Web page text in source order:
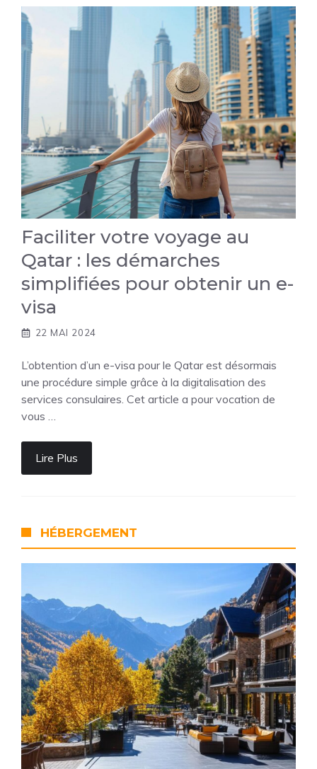
Faciliter votre voyage au
Qatar : les démarches
simplifiées pour obtenir un e-
visa
22 MAI 2024
L’obtention d’un e-visa pour le Qatar est désormais
une procédure simple grâce à la digitalisation des
services consulaires. Cet article a pour vocation de
vous …
Lire Plus
HÉBERGEMENT